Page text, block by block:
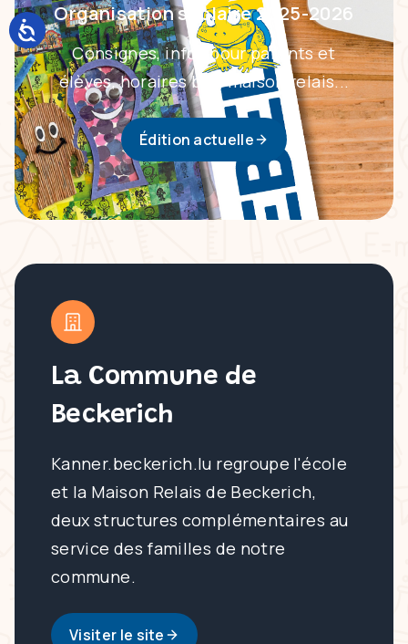
Organisation scolaire 2025-2026
Consignes, infos pour parents et
élèves, horaires bus, maison relais...
Édition actuelle
La Commune de
Beckerich
Kanner.beckerich.lu regroupe l'école
et la Maison Relais de Beckerich,
deux structures complémentaires au
service des familles de notre
commune.
Visiter le site